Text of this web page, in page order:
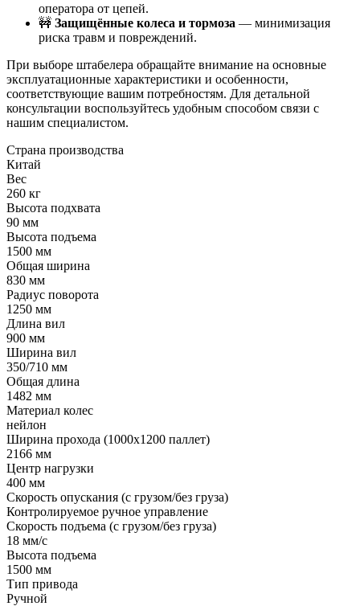
оператора от цепей.
🚧 Защищённые колеса и тормоза — минимизация
риска травм и повреждений.
При выборе штабелера обращайте внимание на основные
эксплуатационные характеристики и особенности,
соответствующие вашим потребностям. Для детальной
консультации воспользуйтесь удобным способом связи с
нашим специалистом.
Страна производства
Китай
Вес
260 кг
Высота подхвата
90 мм
Высота подъема
1500 мм
Общая ширина
830 мм
Радиус поворота
1250 мм
Длина вил
900 мм
Ширина вил
350/710 мм
Общая длина
1482 мм
Материал колес
нейлон
Ширина прохода (1000х1200 паллет)
2166 мм
Центр нагрузки
400 мм
Скорость опускания (с грузом/без груза)
Контролируемое ручное управление
Скорость подъема (с грузом/без груза)
18 мм/с
Высота подъема
1500 мм
Тип привода
Ручной